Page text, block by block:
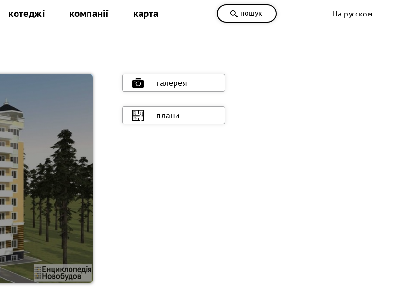
котеджі компанії карта пошук На русском
галерея
плани